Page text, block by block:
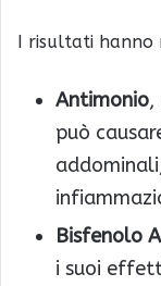
I risultati hanno
Antimonio,
può
Bisfenolo
i suoi